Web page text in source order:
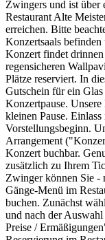
Zwingers und ist über
Restaurant Alte
erreichen. Bitte
Konzertsaals
Konzert findet drinnen
regensicheren
Plätze reserviert. In
Gutschein für ein
Konzertpause.
kleinen Pause.
Vorstellungsbeginn.
Arrangement
Konzert buchbar.
zusätzlich zu Ihrem
Zwinger können Sie -
Gänge-Menü im
buchen. Zunächst
und nach der
Preise /